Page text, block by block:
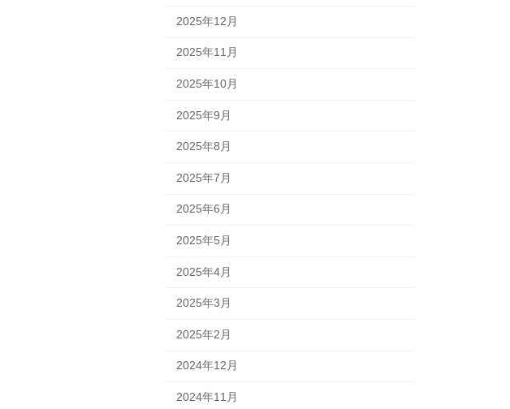
2025年12月
2025年11月
2025年10月
2025年9月
2025年8月
2025年7月
2025年6月
2025年5月
2025年4月
2025年3月
2025年2月
2024年12月
2024年11月